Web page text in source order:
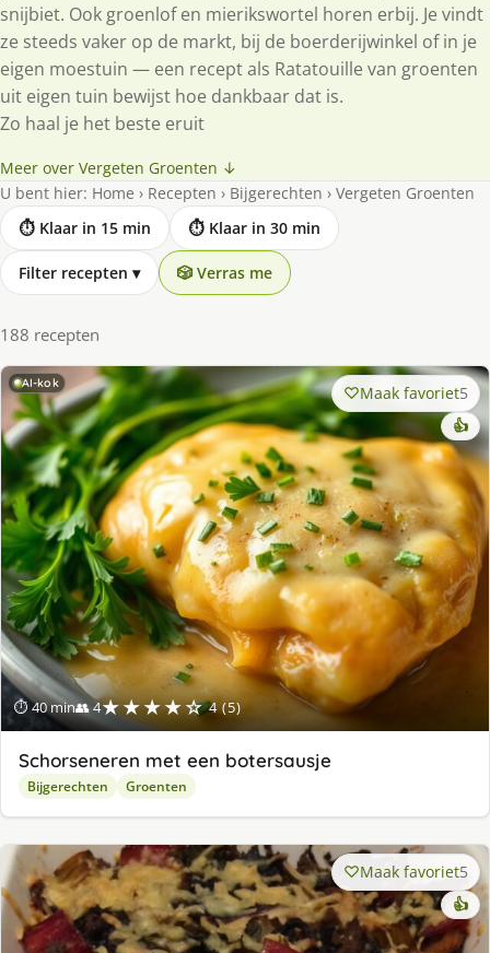
snijbiet. Ook groenlof en mierikswortel horen erbij. Je vindt
ze steeds vaker op de markt, bij de boerderijwinkel of in je
eigen moestuin — een recept als Ratatouille van groenten
uit eigen tuin bewijst hoe dankbaar dat is.
Zo haal je het beste eruit
Meer over Vergeten Groenten ↓
U bent hier: Home › Recepten › Bijgerechten › Vergeten Groenten
⏱ Klaar in 15 min
⏱ Klaar in 30 min
Filter recepten ▾ 🎲 Verras me
188 recepten
AI-kok
⏱ 40 min👥 4★★★★☆ 4 (5)
Maak favoriet5
👍
Schorseneren met een botersausje
Bijgerechten Groenten
Maak favoriet5
👍